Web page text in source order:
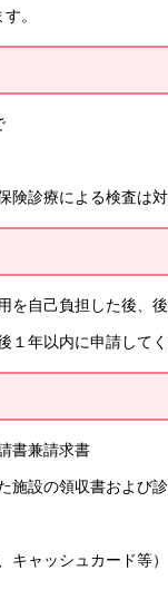
。
診療による検査は対
自己負担した後、
年以内に申請してく
書兼請求書
施設の領収書および
キャッシュカード等）